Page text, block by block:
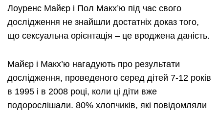
Лоуренс Майєр і Пол Макх’ю під час свого
дослідження не знайшли достатніх доказ того,
що сексуальна орієнтація – це вроджена даність.
Майєр і Макх’ю нагадують про результати
дослідження, проведеного серед дітей 7-12 років
в 1995 і в 2008 році, коли ці діти вже
подорослішали. 80% хлопчиків, які повідомляли